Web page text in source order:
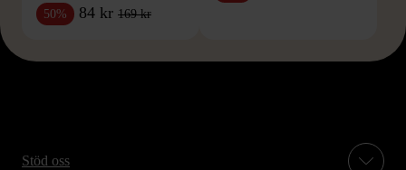
50% 84 kr 169 kr
Stöd oss